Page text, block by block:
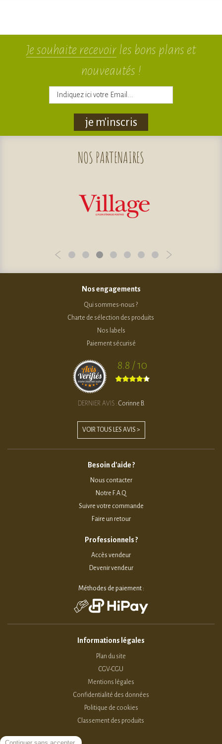
Je souhaite recevoirles bons plans et
nouveautés !
je m'inscris
NOS PARTENAIRES
Nos engagements
Qui sommes-nous ?
Charte de sélection des produits
Nos labels
Paiement sécurisé
8.8 / 10
DERNIER AVIS : Corinne B.
VOIR TOUS LES AVIS >
Besoin d'aide ?
Nous contacter
Notre F.A.Q
Suivre votre commande
Faire un retour
Professionnels ?
Accès vendeur
Devenir vendeur
Méthodes de paiement :
Informations légales
Plan du site
CGV-CGU
Mentions légales
Confidentialité des données
Politique de cookies
Classement des produits